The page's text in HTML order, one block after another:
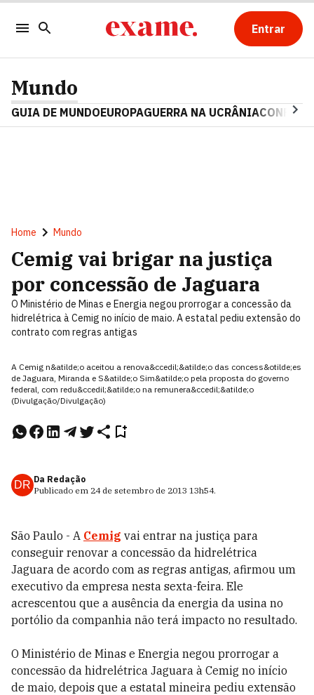
Entrar
Mundo
GUIA DE MUNDOEUROPAGUERRA NA UCRÂNIA
Home Mundo
Cemig vai brigar na justiça
por concessão de Jaguara
O Ministério de Minas e Energia negou prorrogar a concessão da
hidrelétrica à Cemig no início de maio. A estatal pediu extensão do
contrato com regras antigas
A Cemig n&atilde;o aceitou a renova&ccedil;&atilde;o das concess&otilde;es
de Jaguara, Miranda e S&atilde;o Sim&atilde;o pela proposta do governo
federal, com redu&ccedil;&atilde;o na remunera&ccedil;&atilde;o
(Divulgação/Divulgação)
DR Da Redação
Publicado em 24 de setembro de 2013 13h54.
São Paulo - A Cemig vai entrar na justiça para
conseguir renovar a concessão da hidrelétrica
Jaguara de acordo com as regras antigas, afirmou um
executivo da empresa nesta sexta-feira. Ele
acrescentou que a ausência da energia da usina no
portólio da companhia não terá impacto no resultado.
O Ministério de Minas e Energia negou prorrogar a
concessão da hidrelétrica Jaguara à Cemig no início
de maio, depois que a estatal mineira pediu extensão